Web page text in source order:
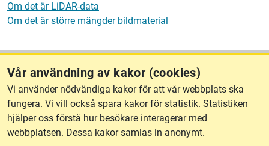
Om det är LiDAR-data
Om det är större mängder bildmaterial
Vår användning av kakor (cookies)
Vi använder nödvändiga kakor för att vår webbplats ska
fungera. Vi vill också spara kakor för statistik. Statistiken
hjälper oss förstå hur besökare interagerar med
webbplatsen. Dessa kakor samlas in anonymt.
Kontakt
Har du frågor om ansökan om spridningstillstånd? Hör av